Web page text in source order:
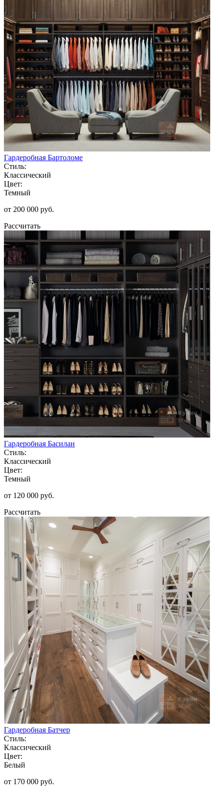
Гардеробная Бартоломе
Стиль:
Классический
Цвет:
Темный
от 200 000 руб.
Рассчитать
Гардеробная Басилан
Стиль:
Классический
Цвет:
Темный
от 120 000 руб.
Рассчитать
Гардеробная Батчер
Стиль:
Классический
Цвет:
Белый
от 170 000 руб.